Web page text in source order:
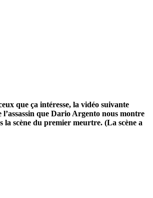
que ça intéresse, la vidéo suivante
l’assassin que Dario Argento nous montre
la scène du premier meurtre. (La scène a